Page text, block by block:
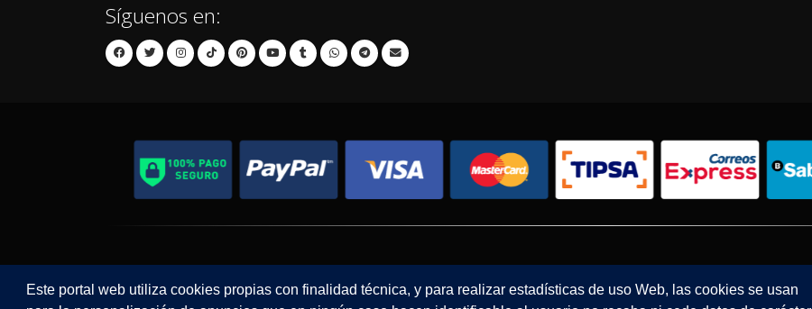
Este portal web utiliza cookies propias con finalidad técnica, y para realizar estadísticas de uso Web, las cookies se usan
Síguenos en: